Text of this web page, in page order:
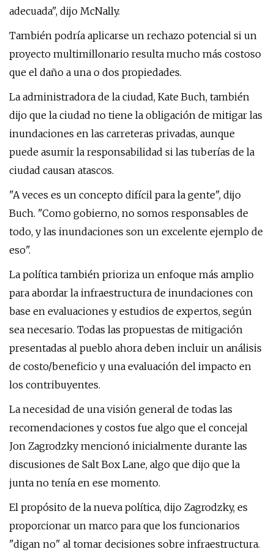
adecuada", dijo McNally.
También podría aplicarse un rechazo potencial si un
proyecto multimillonario resulta mucho más costoso
que el daño a una o dos propiedades.
La administradora de la ciudad, Kate Buch, también
dijo que la ciudad no tiene la obligación de mitigar las
inundaciones en las carreteras privadas, aunque
puede asumir la responsabilidad si las tuberías de la
ciudad causan atascos.
"A veces es un concepto difícil para la gente", dijo
Buch. "Como gobierno, no somos responsables de
todo, y las inundaciones son un excelente ejemplo de
eso".
La política también prioriza un enfoque más amplio
para abordar la infraestructura de inundaciones con
base en evaluaciones y estudios de expertos, según
sea necesario. Todas las propuestas de mitigación
presentadas al pueblo ahora deben incluir un análisis
de costo/beneficio y una evaluación del impacto en
los contribuyentes.
La necesidad de una visión general de todas las
recomendaciones y costos fue algo que el concejal
Jon Zagrodzky mencionó inicialmente durante las
discusiones de Salt Box Lane, algo que dijo que la
junta no tenía en ese momento.
El propósito de la nueva política, dijo Zagrodzky, es
proporcionar un marco para que los funcionarios
"digan no" al tomar decisiones sobre infraestructura.